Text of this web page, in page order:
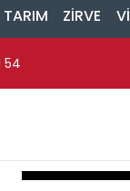
TARIM ZİRVE
54